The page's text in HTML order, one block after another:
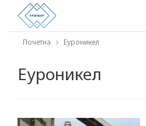
Почетна Еуроникел
Еуроникел